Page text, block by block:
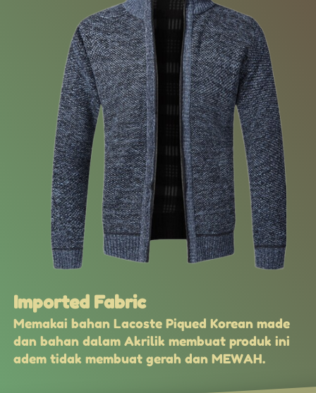
Imported Fabric
Memakai bahan Lacoste Piqued Korean made
dan bahan dalam Akrilik membuat produk ini
adem tidak membuat gerah dan MEWAH.